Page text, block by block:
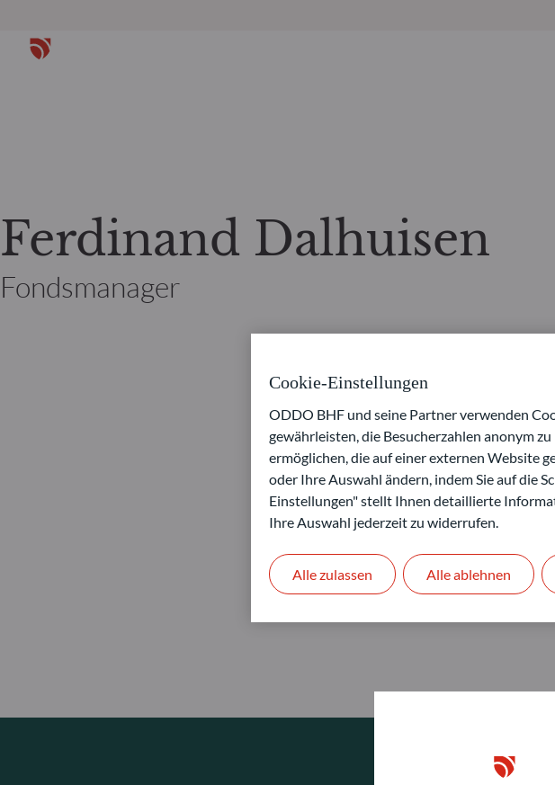
Disclaimer
Ferdinand Dalhuisen
Fondsmanager
Cookie-Einstellungen
ODDO BHF und seine Partner verwenden
gewährleisten, die Besucherzahlen anonym
ermöglichen, die auf einer externen Website
oder Ihre Auswahl ändern, indem Sie auf die
Einstellungen" stellt Ihnen detaillierte
Ihre Auswahl jederzeit zu widerrufen.
Alle ablehnen
Alle zulassen